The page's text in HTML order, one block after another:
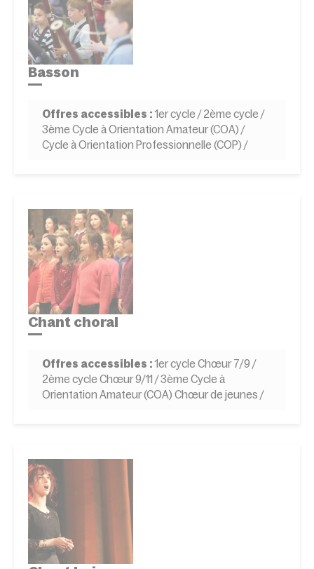
Basson
Offres accessibles : 1er cycle / 2ème cycle /
3ème Cycle à Orientation Amateur (COA) /
Cycle à Orientation Professionnelle (COP) /
Chant choral
Offres accessibles : 1er cycle Chœur 7/9 /
2ème cycle Chœur 9/11 / 3ème Cycle à
Orientation Amateur (COA) Chœur de jeunes /